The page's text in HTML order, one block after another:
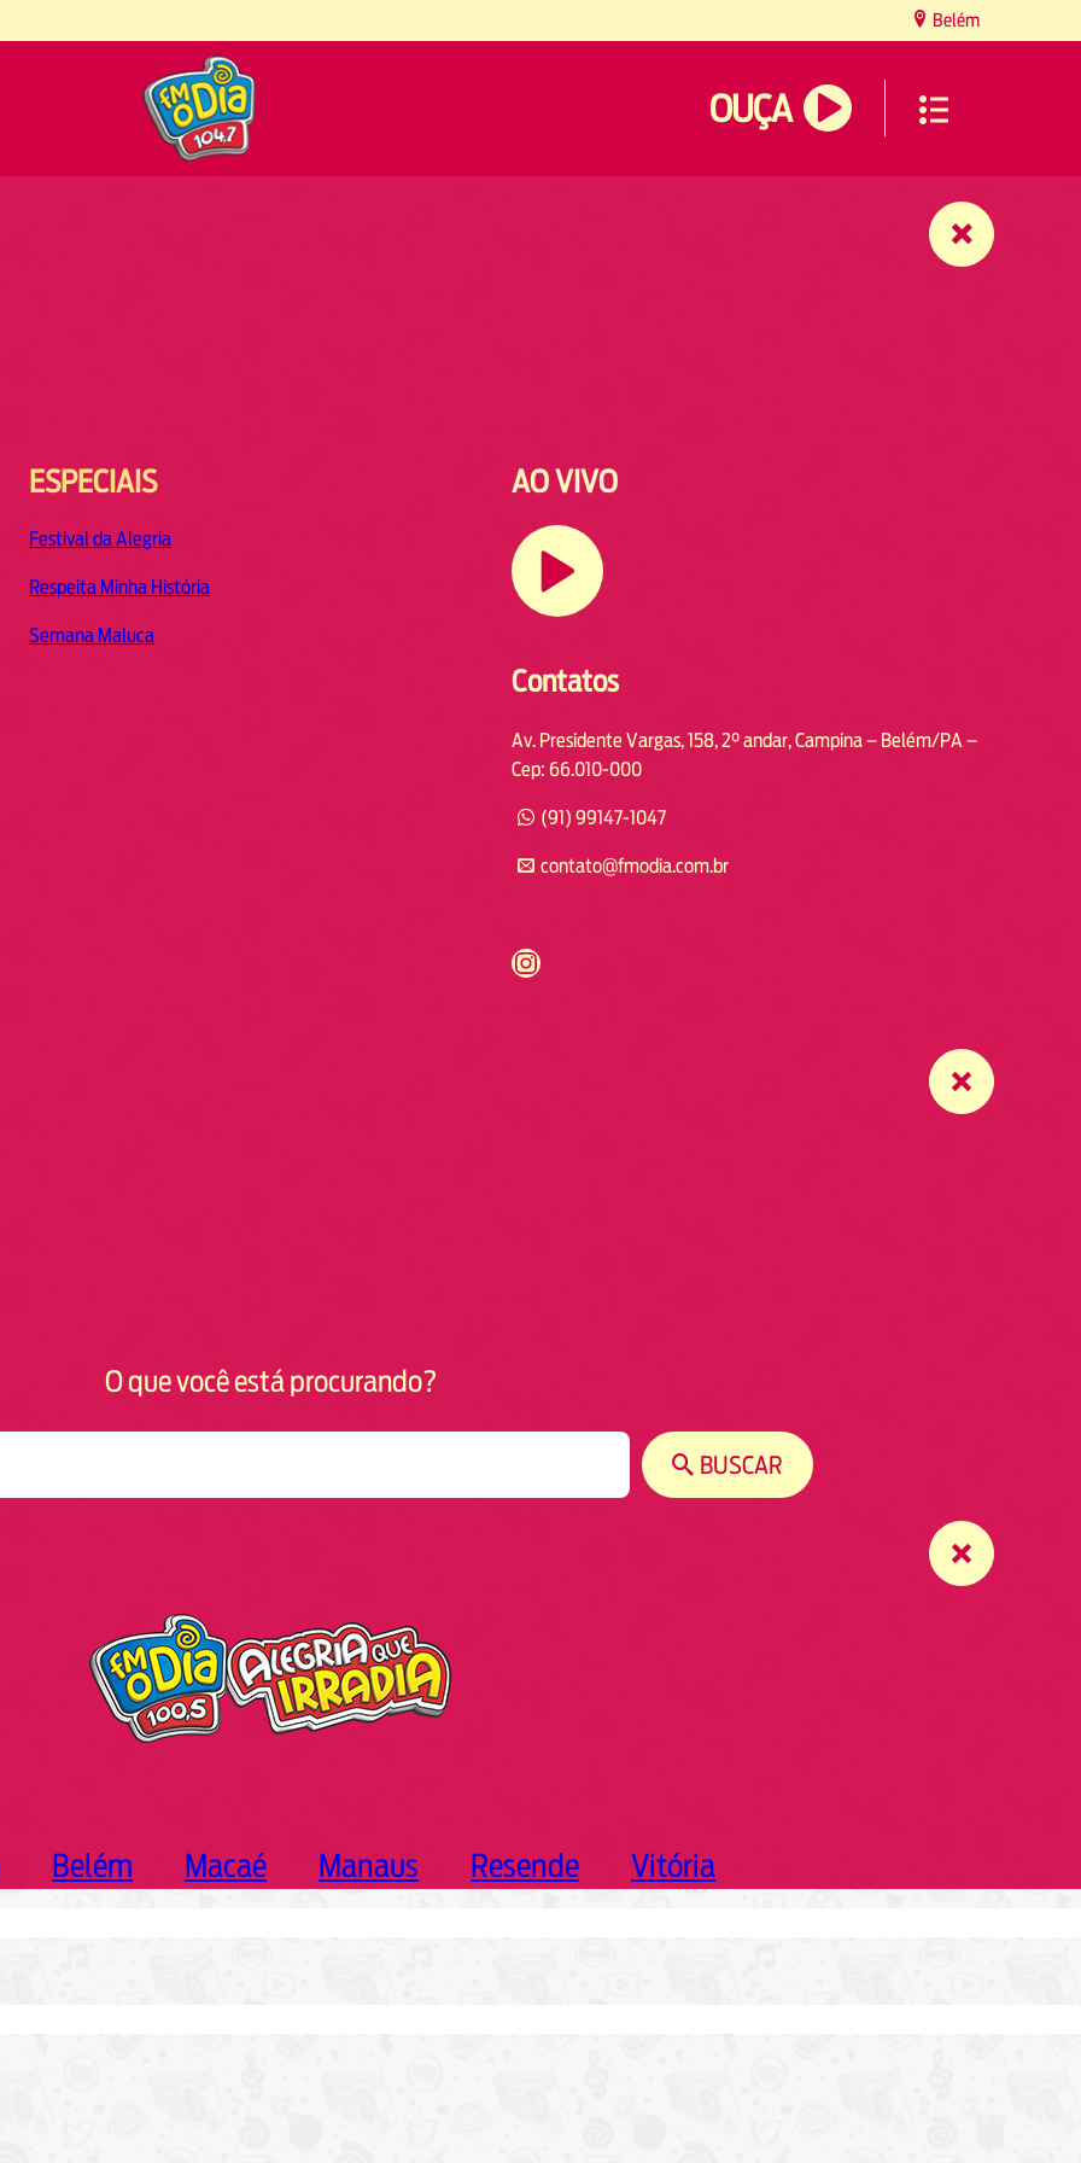
Belém
OUÇA
ESPECIAIS
Festival da Alegria
Respeita Minha História
Semana Maluca
AO VIVO
Contatos
Av. Presidente Vargas, 158, 2° andar, Campina – Belém/PA –
Cep: 66.010-000
(91) 99147-1047
contato@fmodia.com.br
https://www.instagram.com/fmodia.cabofrio/
O que você está procurando?
BUSCAR
Belém Macaé Manaus Resende Vitória